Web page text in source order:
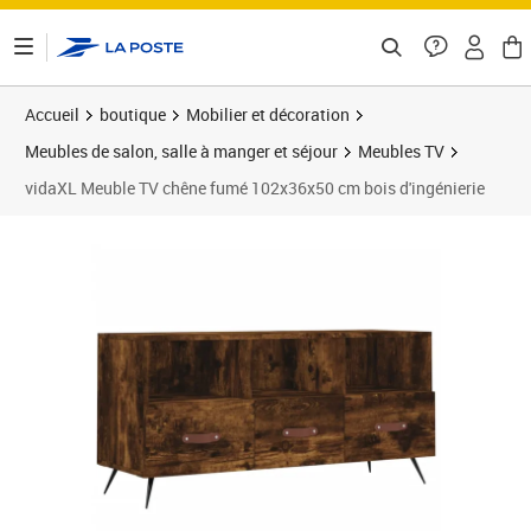
Accueil boutique
Mobilier et décoration
Meubles de salon, salle à manger et séjour
Meubles TV
vidaXL Meuble TV chêne fumé 102x36x50 cm bois d'ingénierie